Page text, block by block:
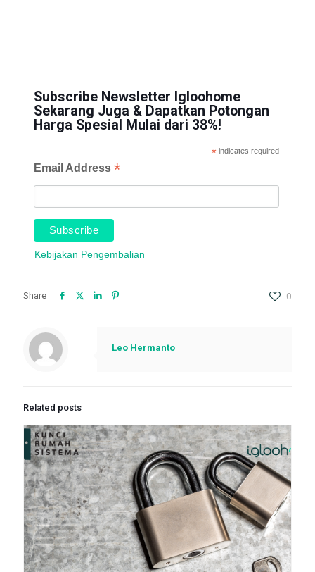
Subscribe Newsletter Igloohome
Sekarang Juga & Dapatkan Potongan
Harga Spesial Mulai dari 38%!
*indicates required
Email Address*
Kebijakan Pengembalian
Share 0
Leo Hermanto
Related posts